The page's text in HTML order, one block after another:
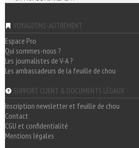
VOYAGEONS-AUTREMENT
Espace Pro
Qui sommes-nous ?
Les journalistes de V-A ?
Les ambassadeurs de la feuille de chou
SUPPORT CLIENT & DOCUMENTS LÉGAUX
Inscription newsletter et feuille de chou
Contact
CGU et confidentialité
Mentions légales